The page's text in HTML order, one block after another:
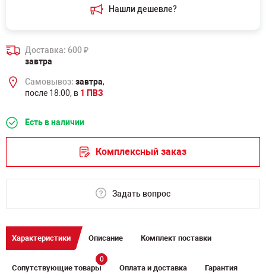
Нашли дешевле?
Доставка: 600₽
завтра
Самовывоз: завтра,
после 18:00, в 1 ПВЗ
Есть в наличии
Комплексный заказ
Задать вопрос
Характеристики Описание Комплект поставки
Сопутствующие товары
0
Оплата и доставка Гарантия